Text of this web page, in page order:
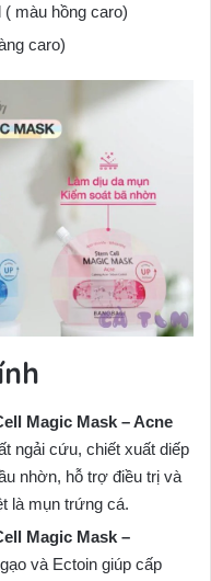
màu hồng caro)
caro)
Magic Mask – Acne
ngải cứu, chiết xuất diếp
nhờn, hỗ trợ điều trị và
là mụn trứng cá.
Magic Mask –
và Ectoin giúp cấp